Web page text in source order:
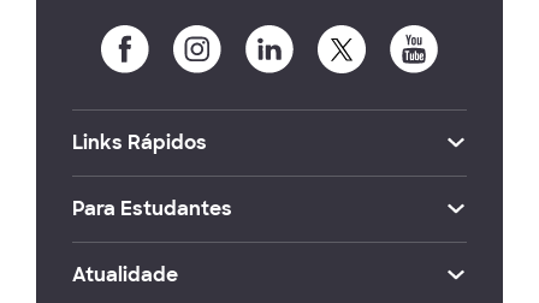
Links Rápidos
Para Estudantes
Atualidade